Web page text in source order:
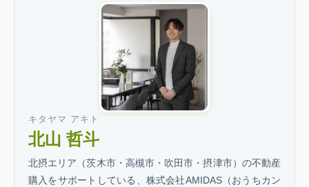
キタヤマ アキト
北山 哲斗
北摂エリア（茨木市・高槻市・吹田市・摂津市）の不動産
購入をサポートしている、株式会社AMIDAS（おうちカン